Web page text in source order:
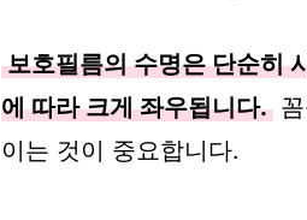
보호필름의 수명은 단순히
에 따라 크게 좌우됩니다.
이는 것이 중요합니다.